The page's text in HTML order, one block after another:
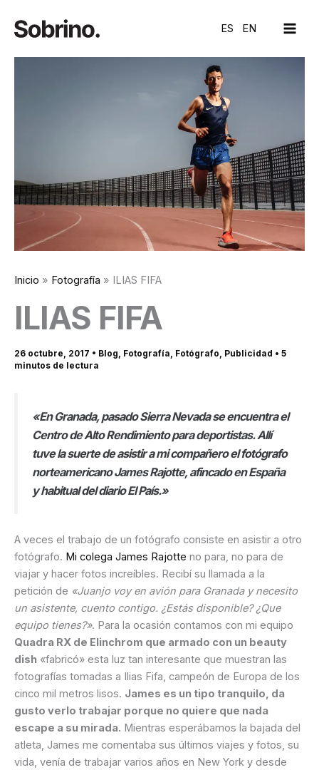
contenido
ES EN
Inicio Fotografía ILIAS FIFA
ILIAS FIFA
26 octubre, 2017 • Blog, Fotografía, Fotógrafo, Publicidad • 5
minutos de lectura
«En Granada, pasado Sierra Nevada se encuentra el
Centro de Alto Rendimiento para deportistas. Allí
tuve la suerte de asistir a mi compañero el fotógrafo
norteamericano James Rajotte, afincado en España
y habitual del diario El País.»
A veces el trabajo de un fotógrafo consiste en asistir a otro
fotógrafo. Mi colega James Rajotte no para, no para de
viajar y hacer fotos increíbles. Recibí su llamada a la
petición de «Juanjo voy en avión para Granada y necesito
un asistente, cuento contigo. ¿Estás disponible? ¿Que
equipo tienes?». Para la ocasión contamos con mi equipo
Quadra RX de Elinchrom que armado con un beauty
dish «fabricó» esta luz tan interesante que muestran las
fotografías tomadas a Ilias Fifa, campeón de Europa de los
cinco mil metros lisos. James es un tipo tranquilo, da
gusto verlo trabajar porque no quiere que nada
escape a su mirada. Mientras esperábamos la bajada del
atleta, James me comentaba sus últimos viajes y fotos, su
vida, venía de trabajar varios años en New York y desde